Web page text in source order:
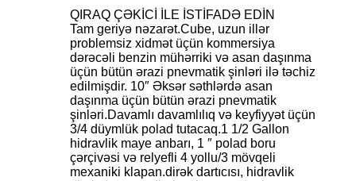
QIRAQ ÇƏKİCİ İLE İSTİFADƏ EDİN
Tam geriyə nəzarət.Cube, uzun illər
problemsiz xidmət üçün kommersiya
dərəcəli benzin mühərriki və asan daşınma
üçün bütün ərazi pnevmatik şinləri ilə təchiz
edilmişdir. 10″ Əksər səthlərdə asan
daşınma üçün bütün ərazi pnevmatik
şinləri.Davamlı davamlılıq və keyfiyyət üçün
3/4 düymlük polad tutacaq.1 1/2 Gallon
hidravlik maye anbarı, 1 ″ polad boru
çərçivəsi və relyefli 4 yollu/3 mövqeli
mexaniki klapan.dirək dartıcısı, hidravlik